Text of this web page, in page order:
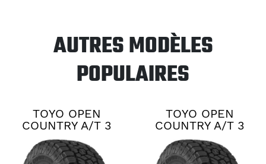
AUTRES MODÈLES
POPULAIRES
TOYO OPEN
COUNTRY A/T 3
TOYO OPEN
COUNTRY A/T 3